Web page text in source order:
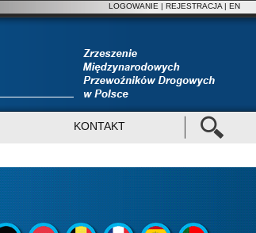
LOGOWANIE | REJESTRACJA | EN
KONTAKT